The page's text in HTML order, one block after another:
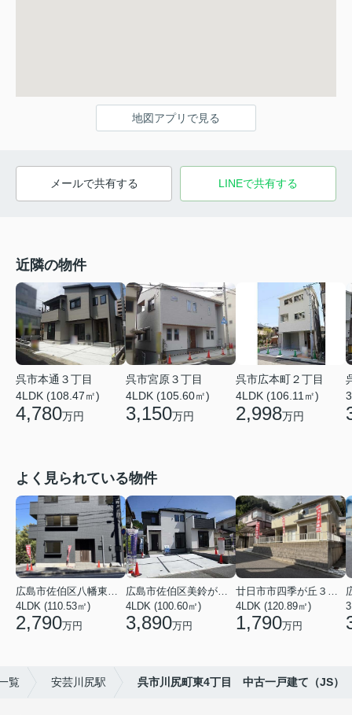
地図アプリで見る
メールで共有する LINEで共有する
近隣の物件
呉市本通３丁目
4LDK (108.47㎡)
4,780万円
呉市宮原３丁目
4LDK (105.60㎡)
3,150万円
呉市広本町２丁目
4LDK (106.11㎡)
2,998万円
よく見られている物件
広島市佐伯区八幡東４丁目
4LDK (110.53㎡)
2,790万円
広島市佐伯区美鈴が丘西４丁目
4LDK (100.60㎡)
3,890万円
廿日市市四季が丘３丁目
4LDK (120.89㎡)
1,790万円
覧 安芸川尻駅 呉市川尻町東4丁目 中古一戸建て（JS）